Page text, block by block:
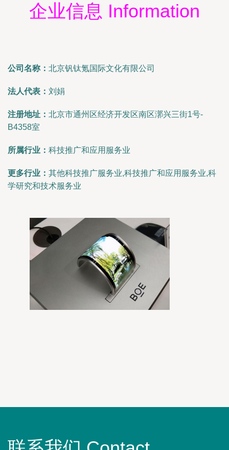
企业信息 Information
公司名称： 北京钒钛氪国际文化有限公司
法人代表： 刘娟
注册地址： 北京市通州区经济开发区南区漷兴三街1号-
B4358室
所属行业： 科技推广和应用服务业
更多行业： 其他科技推广服务业,科技推广和应用服务业,科
学研究和技术服务业